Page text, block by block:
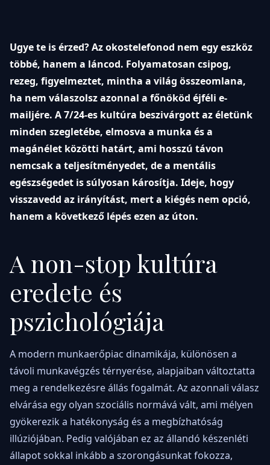
Ugye te is érzed? Az okostelefonod nem egy eszköz
többé, hanem a láncod. Folyamatosan csipog,
rezeg, figyelmeztet, mintha a világ összeomlana,
ha nem válaszolsz azonnal a főnököd éjféli e-
mailjére. A 7/24-es kultúra beszivárgott az életünk
minden szegletébe, elmosva a munka és a
magánélet közötti határt, ami hosszú távon
nemcsak a teljesítményedet, de a mentális
egészségedet is súlyosan károsítja. Ideje, hogy
visszavedd az irányítást, mert a kiégés nem opció,
hanem a következő lépés ezen az úton.
A non-stop kultúra
eredete és
pszichológiája
A modern munkaerőpiac dinamikája, különösen a
távoli munkavégzés térnyerése, alapjaiban változtatta
meg a rendelkezésre állás fogalmát. Az azonnali válasz
elvárása egy olyan szociális normává vált, ami mélyen
gyökerezik a hatékonyság és a megbízhatóság
illúziójában. Pedig valójában ez az állandó készenléti
állapot sokkal inkább a szorongásunkat fokozza,